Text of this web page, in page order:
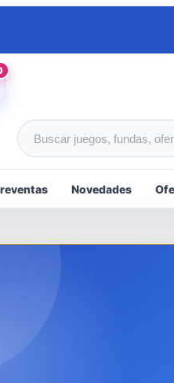
Buscar productos
Novedades
clientes
en nuestra tienda.